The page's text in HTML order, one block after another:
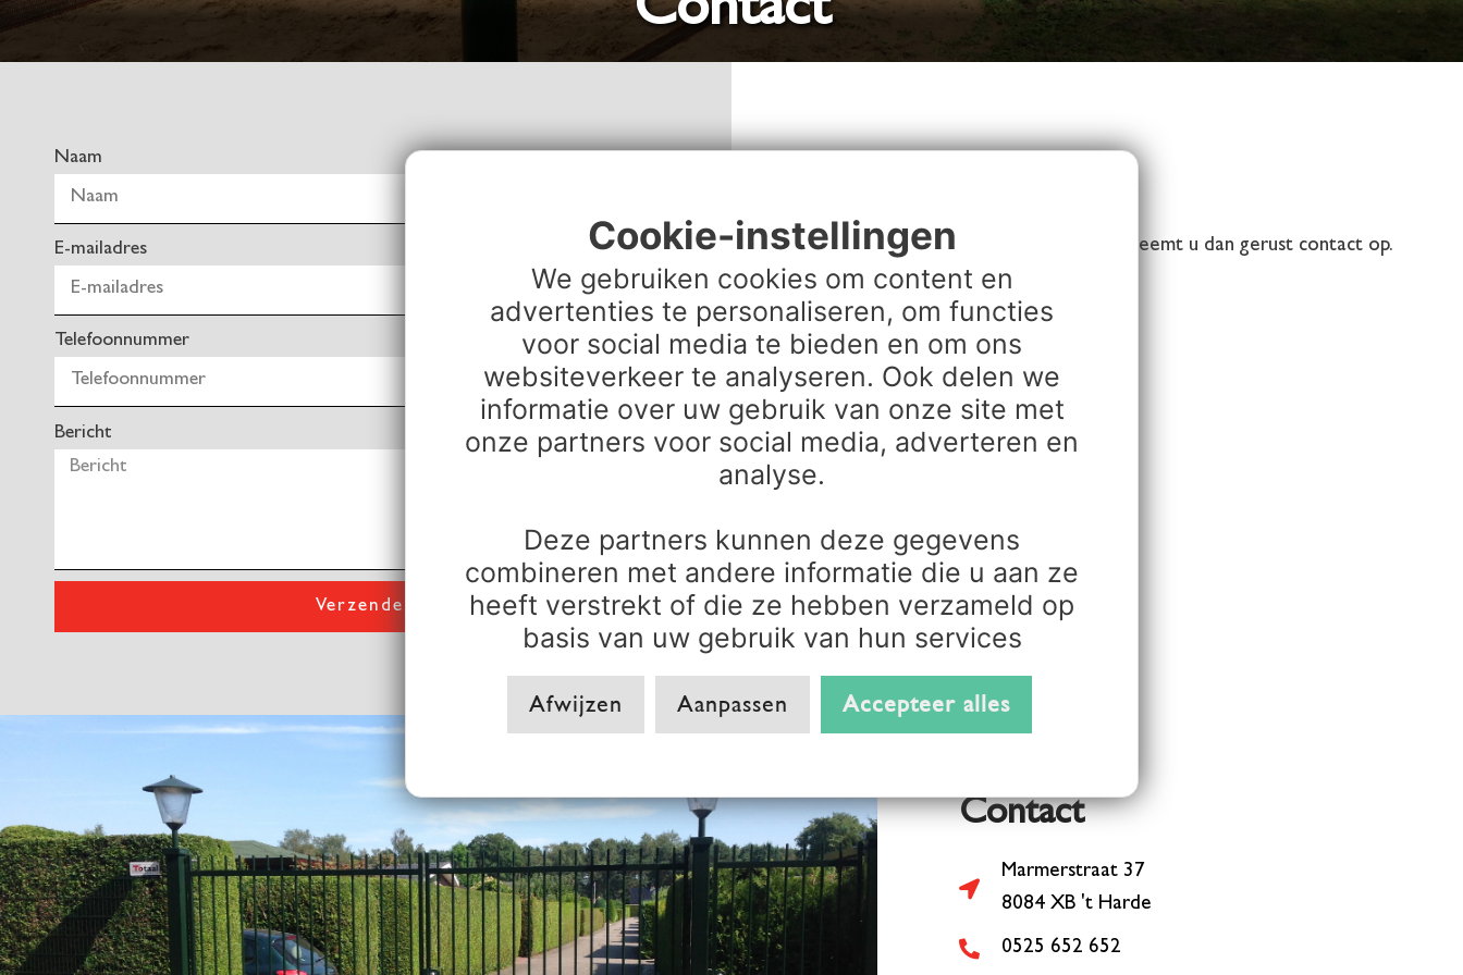
Contact
Naam
E-mailadres
Telefoonnummer
Bericht
Verzenden
Wilt u meer weten over onze diensten, neemt u dan gerust contact op.
Marmerstraat 37
8084 XB ’t Harde
tel.: 0525 – 652652
Hilbert van Wensveen: 06 – 13677110
Aart Spaan: 06 – 13678009
E-mail:
Rek. nr. NL88 RABO 011.89.39.483
KvK nr.: 08143128
Contact
Marmerstraat 37
8084 XB 't Harde
0525 652 652
Cookie-instellingen
We gebruiken cookies om content en
advertenties te personaliseren, om functies
voor social media te bieden en om ons
websiteverkeer te analyseren. Ook delen we
informatie over uw gebruik van onze site met
onze partners voor social media, adverteren en
analyse.
Deze partners kunnen deze gegevens
combineren met andere informatie die u aan ze
heeft verstrekt of die ze hebben verzameld op
basis van uw gebruik van hun services
Afwijzen Aanpassen Accepteer alles